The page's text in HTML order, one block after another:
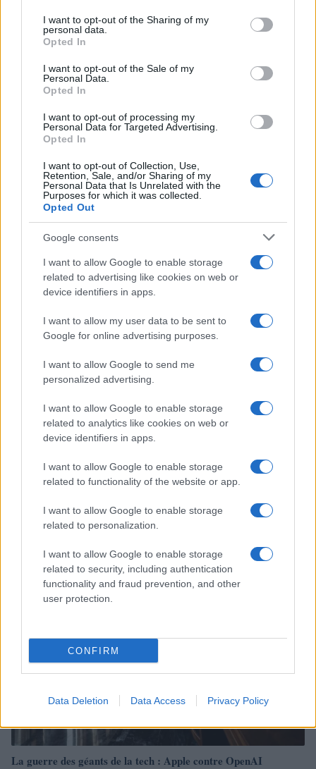
not limited to your visit or usage behaviour. You may click to
grant or deny consent to Google and its third-party tags to
use your data for below specified purposes in below Google
consent section.
I want to opt-out of the Sharing of my
personal data.
Opted In
I want to opt-out of the Sale of my
Personal Data.
Opted In
I want to opt-out of processing my
Personal Data for Targeted Advertising.
Opted In
I want to opt-out of Collection, Use,
Retention, Sale, and/or Sharing of my
Personal Data that Is Unrelated with the
Purposes for which it was collected.
Opted Out
Google consents
I want to allow Google to enable storage
related to advertising like cookies on web or
device identifiers in apps.
I want to allow my user data to be sent to
Google for online advertising purposes.
I want to allow Google to send me
personalized advertising.
I want to allow Google to enable storage
related to analytics like cookies on web or
device identifiers in apps.
I want to allow Google to enable storage
related to functionality of the website or app.
I want to allow Google to enable storage
related to personalization.
I want to allow Google to enable storage
related to security, including authentication
functionality and fraud prevention, and other
user protection.
CONFIRM
Data Deletion Data Access Privacy Policy
Continuez la lecture
Semaine calme sur les marchés : le Bitcoin domine, l’euro
recule face au yen
Juliette Bernard · 10 Août 2026
Justice américaine bloque la salle de bal de Trump : une
décision qualifiée de « menace pour la sécurité nationale »
Juliette Bernard · 9 Août 2026
La guerre des géants de la tech : Apple contre OpenAI